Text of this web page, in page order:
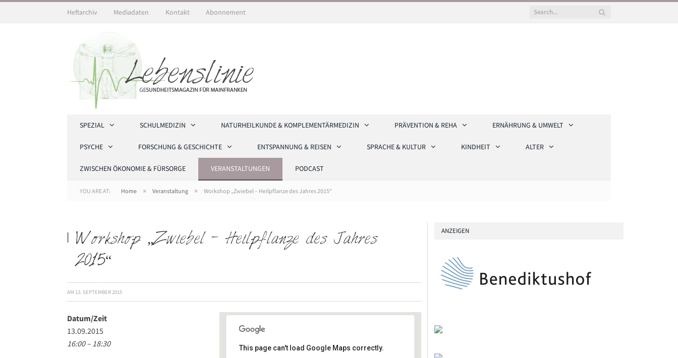
Heftarchiv Mediadaten Kontakt Abonnement
SPEZIAL SCHULMEDIZIN NATURHEILKUNDE & KOMPLEMENTÄRMEDIZIN PRÄVENTION & REHA ERNÄHRUNG & UMWELT
PSYCHE FORSCHUNG & GESCHICHTE ENTSPANNUNG & REISEN SPRACHE & KULTUR KINDHEIT ALTER
ZWISCHEN ÖKONOMIE & FÜRSORGE VERANSTALTUNGEN PODCAST
YOU ARE AT: Home » Veranstaltung » Workshop „Zwiebel – Heilpflanze des Jahres 2015“
Workshop „Zwiebel – Heilpflanze des Jahres
2015“
AM 13. SEPTEMBER 2015
This page can't load Google Maps correctly.
Datum/Zeit
13.09.2015
16:00 – 18:30
ANZEIGEN